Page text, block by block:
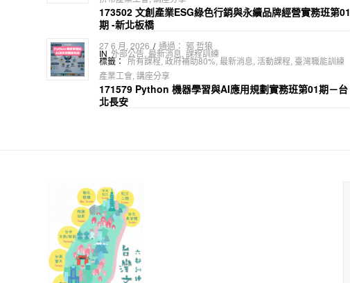
173502 文創產業ESG綠色行銷與永續品牌經營實務班第01
期 -新北板橋
27 6 月, 2026 / 通過： 郭 哲狼
IN 外部公告,最新消息, 課程訓練
標籤： 所有課程,政府補助80%,最新消息, 活動課程, 臺灣職能訓練
產業工會, 講座分享
171579 Python 機器學習與AI應用規劃實務班第01期－台
北長安